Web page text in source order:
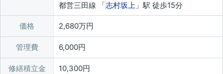
都営三田線 「志村坂上 」駅 徒歩15分
価格 2,680万円
管理費 6,000円
修繕積立金 10,300円